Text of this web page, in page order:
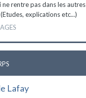
ne rentre pas dans les autres
explications etc...)
Lafay